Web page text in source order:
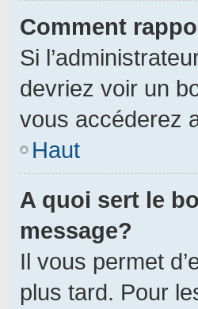
Comment
Si
devriez voir un
vous accéderez
Haut
A quoi sert le
message?
Il vous permet
plus tard. Pour